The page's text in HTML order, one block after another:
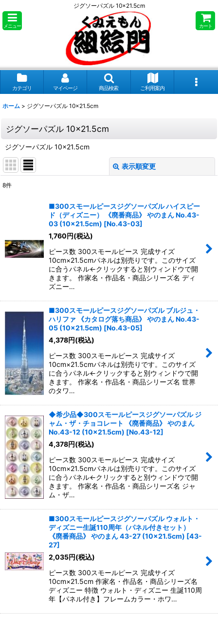
ジグソーパズル 10×21.5cm
メニュー カート
カテゴリ マイページ 商品検索 ご利用案内
ホーム > ジグソーパズル 10×21.5cm
ジグソーパズル 10×21.5cm
ジグソーパズル 10×21.5cm
表示順変更
8件
■300スモールピースジグソーパズル ハイスピー
ド（ディズニー） 《廃番商品》 やのまん No.43-
03 (10×21.5cm) [No.43-03]
1,760円(税込)
ピース数 300スモールピース 完成サイズ
10cm×21.5cmパネルは別売りです。このサイズ
に合うパネル←クリックすると別ウィンドウで開
きます。 作家名・作品名・商品シリーズ名 ディ
ズニー…
■300スモールピースジグソーパズル ブルジュ・
ハリファ 《カタログ落ち商品》 やのまん No.43-
05 (10×21.5cm) [No.43-05]
4,378円(税込)
ピース数 300スモールピース 完成サイズ
10cm×21.5cmパネルは別売りです。このサイズ
に合うパネル←クリックすると別ウィンドウで開
きます。 作家名・作品名・商品シリーズ名 世界
のタワ…
◆希少品◆300スモールピースジグソーパズル ジ
ャム・ザ・チョコレート 《廃番商品》 やのまん
No.43-12 (10×21.5cm) [No.43-12]
4,378円(税込)
ピース数 300スモールピース 完成サイズ
10cm×21.5cmパネルは別売りです。このサイズ
に合うパネル←クリックすると別ウィンドウで開
きます。 作家名・作品名・商品シリーズ名 ジャ
ム・ザ…
■300スモールピースジグソーパズル ウォルト・
ディズニー生誕110周年（パネル付きセット）
《廃番商品》 やのまん 43-27 (10×21.5cm) [43-
27]
2,035円(税込)
ピース数 300スモールピース 完成サイズ
10cm×21.5cm 作家名・作品名・商品シリーズ名
ディズニー 特徴 ウォルト・ディズニー 生誕110周
年【パネル付き】フレームカラー・ホワ…